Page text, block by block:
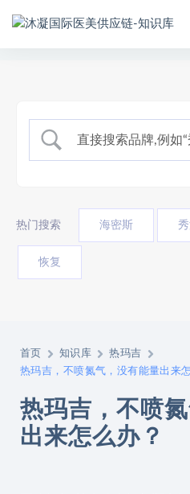
热门搜索 海密斯
恢复
首页 知识库
热玛吉
热玛吉，不喷氮气，没有能量出来
热玛吉，不喷
出来怎么办？